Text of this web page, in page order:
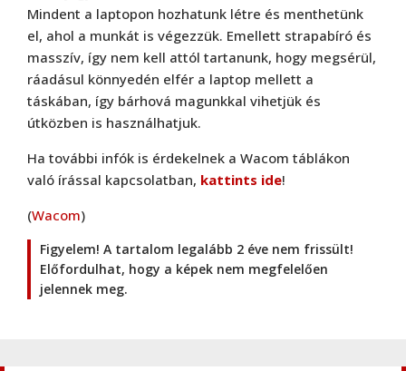
Mindent a laptopon hozhatunk létre és menthetünk
el, ahol a munkát is végezzük. Emellett strapabíró és
masszív, így nem kell attól tartanunk, hogy megsérül,
ráadásul könnyedén elfér a laptop mellett a
táskában, így bárhová magunkkal vihetjük és
útközben is használhatjuk.
Ha további infók is érdekelnek a Wacom táblákon
való írással kapcsolatban, kattints ide!
(Wacom)
Figyelem! A tartalom legalább 2 éve nem frissült!
Előfordulhat, hogy a képek nem megfelelően
jelennek meg.